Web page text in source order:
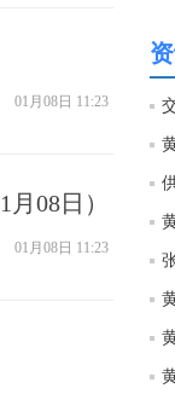
01月08日 11:23
08日）
01月08日 11:23